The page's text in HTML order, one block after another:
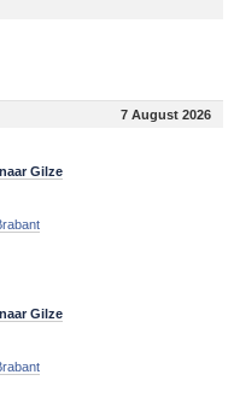
7 August 2026
Gilze
Gilze